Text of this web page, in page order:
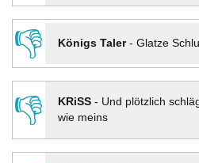
👎
Königs Taler- Glatze
👎
KRiSS- Und plötzlich
wie meins